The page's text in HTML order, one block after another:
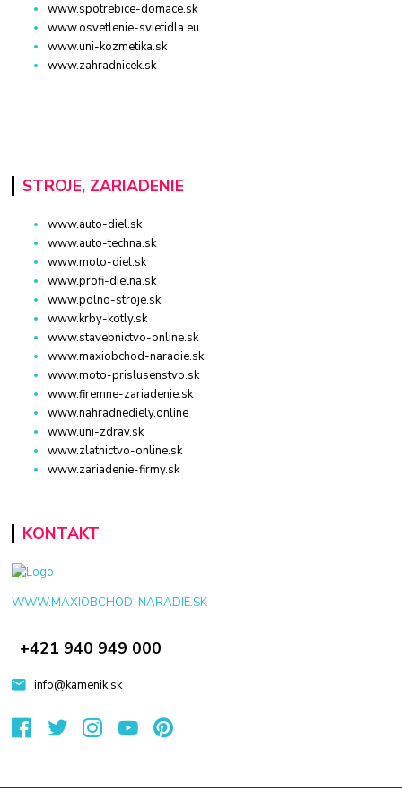
www.spotrebice-domace.sk
www.osvetlenie-svietidla.eu
www.uni-kozmetika.sk
www.zahradnicek.sk
STROJE, ZARIADENIE
www.auto-diel.sk
www.auto-techna.sk
www.moto-diel.sk
www.profi-dielna.sk
www.polno-stroje.sk
www.krby-kotly.sk
www.stavebnictvo-online.sk
www.maxiobchod-naradie.sk
www.moto-prislusenstvo.sk
www.firemne-zariadenie.sk
www.nahradnediely.online
www.uni-zdrav.sk
www.zlatnictvo-online.sk
www.zariadenie-firmy.sk
KONTAKT
WWW.MAXIOBCHOD-NARADIE.SK
+421 940 949 000
info@kamenik.sk